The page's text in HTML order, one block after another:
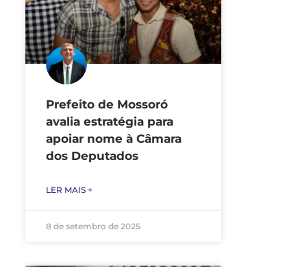
Prefeito de Mossoró
avalia estratégia para
apoiar nome à Câmara
dos Deputados
LER MAIS +
8 de setembro de 2025